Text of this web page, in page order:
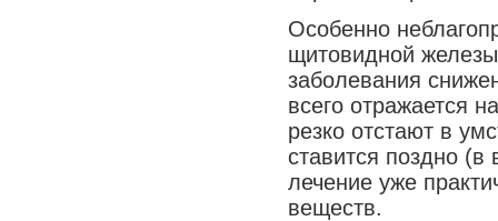
Особенно
щитовидной
заболевания
всего отражается
резко отстают в
ставится поздно
лечение уже
веществ.